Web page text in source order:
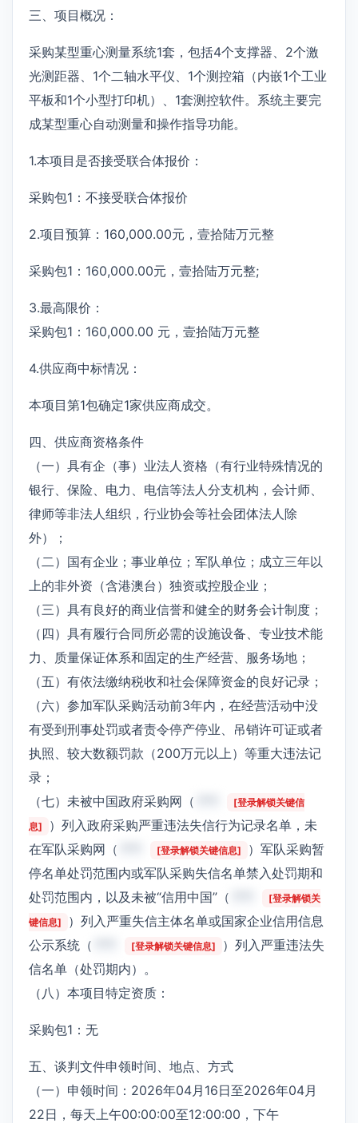
三、项目概况：
采购某型重心测量系统1套，包括4个支撑器、2个激
光测距器、1个二轴水平仪、1个测控箱（内嵌1个工业
平板和1个小型打印机）、1套测控软件。系统主要完
成某型重心自动测量和操作指导功能。
1.本项目是否接受联合体报价：
采购包1：不接受联合体报价
2.项目预算：160,000.00元，壹拾陆万元整
采购包1：160,000.00元，壹拾陆万元整;
3.最高限价：
采购包1：160,000.00 元，壹拾陆万元整
4.供应商中标情况：
本项目第1包确定1家供应商成交。
四、供应商资格条件
（一）具有企（事）业法人资格（有行业特殊情况的
银行、保险、电力、电信等法人分支机构，会计师、
律师等非法人组织，行业协会等社会团体法人除
外）；
（二）国有企业；事业单位；军队单位；成立三年以
上的非外资（含港澳台）独资或控股企业；
（三）具有良好的商业信誉和健全的财务会计制度；
（四）具有履行合同所必需的设施设备、专业技术能
力、质量保证体系和固定的生产经营、服务场地；
（五）有依法缴纳税收和社会保障资金的良好记录；
（六）参加军队采购活动前3年内，在经营活动中没
有受到刑事处罚或者责令停产停业、吊销许可证或者
执照、较大数额罚款（200万元以上）等重大违法记
录；
（七）未被中国政府采购网（
[登录解锁关键信
息]
）列入政府采购严重违法失信行为记录名单，未
在军队采购网（
[登录解锁关键信息]
）军队采购暂
停名单处罚范围内或军队采购失信名单禁入处罚期和
处罚范围内，以及未被“信用中国”（
[登录解锁关
键信息]
）列入严重失信主体名单或国家企业信用信息
公示系统（
[登录解锁关键信息]
）列入严重违法失
信名单（处罚期内）。
（八）本项目特定资质：
采购包1：无
五、谈判文件申领时间、地点、方式
（一）申领时间：2026年04月16日至2026年04月
22日，每天上午00:00:00至12:00:00，下午